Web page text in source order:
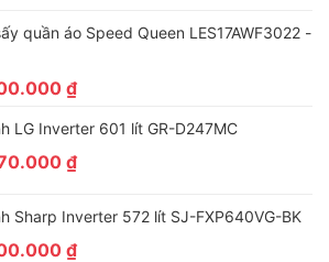
quần áo Speed Queen LES17AWF3022 -
₫
LG Inverter 601 lít GR-D247MC
₫
Sharp Inverter 572 lít SJ-FXP640VG-BK
₫